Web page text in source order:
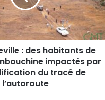
: des habitants de
impactés par
du tracé de
l’autoroute